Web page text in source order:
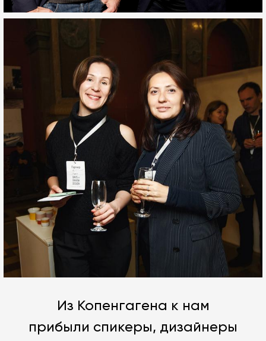
Из Копенгагена к нам
прибыли спикеры, дизайнеры